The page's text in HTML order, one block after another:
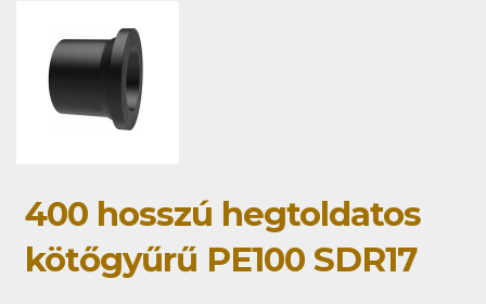
400 hosszú hegtoldatos
kötőgyűrű PE100 SDR17